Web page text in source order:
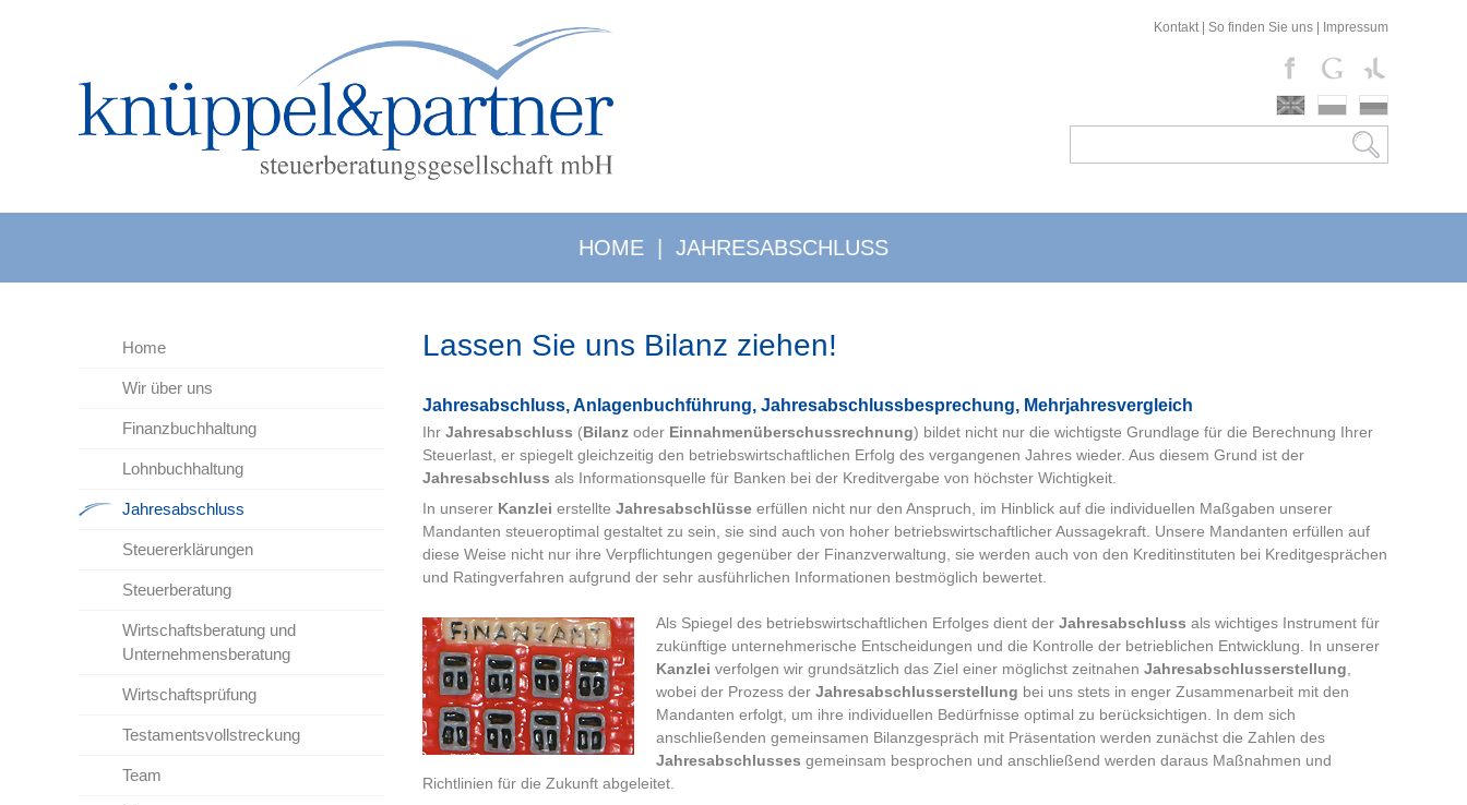
Kontakt| So finden Sie uns Impressum
HOME JAHRESABSCHLUSS
Home
Wir über uns
Finanzbuchhaltung
Lohnbuchhaltung
Jahresabschluss
Steuererklärungen
Steuerberatung
Wirtschaftsberatung und
Unternehmensberatung
Wirtschaftsprüfung
Testamentsvollstreckung
Team
Lassen Sie uns Bilanz ziehen!
Jah­res­ab­schluss, Anlagenbuchführung, Jahresabschlussbesprechung, Mehrjahresvergleich
Ihr Jahresabschluss (Bilanz oder Einnahmenüberschussrechnung) bildet nicht nur die wichtigste Grundlage für die Berechnung Ihrer
Steuerlast, er spiegelt gleichzeitig den betriebswirtschaftlichen Erfolg des vergangenen Jahres wieder. Aus diesem Grund ist der
Jahresabschluss als Informationsquelle für Banken bei der Kreditvergabe von höchster Wichtigkeit.
In unserer Kanzlei erstellte Jahresabschlüsse erfüllen nicht nur den Anspruch, im Hinblick auf die individuellen Maßgaben unserer
Mandanten steueroptimal gestaltet zu sein, sie sind auch von hoher betriebswirtschaftlicher Aussagekraft. Unsere Mandanten erfüllen auf
diese Weise nicht nur ihre Verpflichtungen gegenüber der Finanzverwaltung, sie werden auch von den Kreditinstituten bei Kreditgesprächen
und Ratingverfahren aufgrund der sehr ausführlichen Informationen bestmöglich bewertet.
Als Spiegel des betriebswirtschaftlichen Erfolges dient der Jahresabschluss als wichtiges Instrument für
zukünftige unternehmerische Entscheidungen und die Kontrolle der betrieblichen Entwicklung. In unserer
Kanzlei verfolgen wir grundsätzlich das Ziel einer möglichst zeitnahen Jahresabschlusserstellung
wobei der Prozess der Jahresabschlusserstellung bei uns stets in enger Zusammenarbeit mit den
Mandanten erfolgt, um ihre individuellen Bedürfnisse optimal zu berücksichtigen. In dem sich
anschließenden gemeinsamen Bilanzgespräch mit Präsentation werden zunächst die Zahlen des
Jahresabschlusses gemeinsam besprochen und anschließend werden daraus Maßnahmen und
Richtlinien für die Zukunft abgeleitet.